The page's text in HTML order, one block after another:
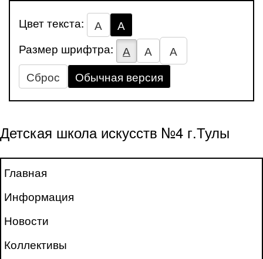
Цвет текста: А
А
Размер шрифтра:
А А
А
Сброс
Обычная версия
Детская школа искусств №4 г.Тулы
Главная
Информация
Новости
Коллективы